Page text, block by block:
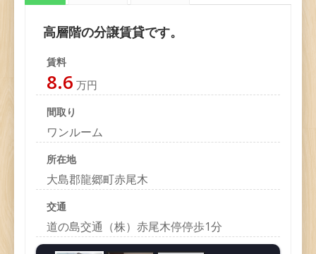
高層階の分譲賃貸です。
賃料
8.6 万円
間取り
ワンルーム
所在地
大島郡龍郷町赤尾木
交通
道の島交通（株）赤尾木停停歩1分